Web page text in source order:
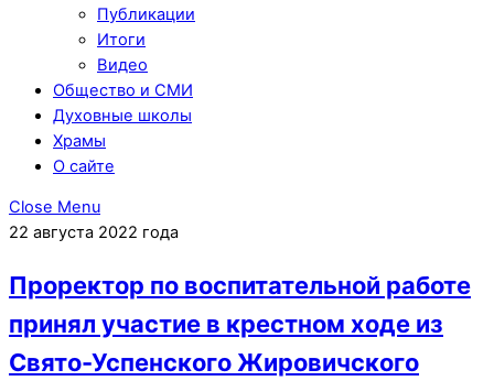
Публикации
Итоги
Видео
Общество и СМИ
Духовные школы
Храмы
О сайте
Close Menu
22 августа 2022 года
Проректор по воспитательной работе
принял участие в крестном ходе из
Свято-Успенского Жировичского